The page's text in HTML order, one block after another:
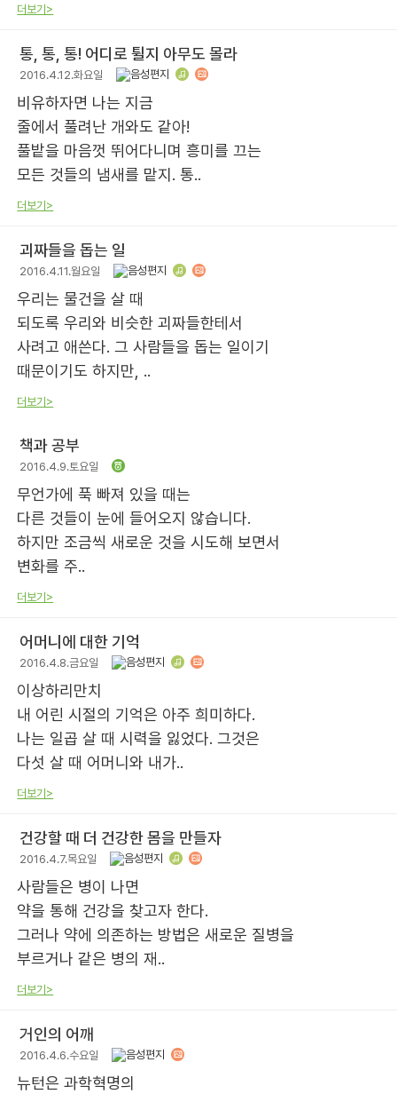
더보기>
통, 통, 통! 어디로 튈지 아무도 몰라
2016.4.12.화요일
비유하자면 나는 지금
줄에서 풀려난 개와도 같아!
풀밭을 마음껏 뛰어다니며 흥미를 끄는
모든 것들의 냄새를 맡지. 통..
더보기>
괴짜들을 돕는 일
2016.4.11.월요일
우리는 물건을 살 때
되도록 우리와 비슷한 괴짜들한테서
사려고 애쓴다. 그 사람들을 돕는 일이기
때문이기도 하지만, ..
더보기>
책과 공부
2016.4.9.토요일
무언가에 푹 빠져 있을 때는
다른 것들이 눈에 들어오지 않습니다.
하지만 조금씩 새로운 것을 시도해 보면서
변화를 주..
더보기>
어머니에 대한 기억
2016.4.8.금요일
이상하리만치
내 어린 시절의 기억은 아주 희미하다.
나는 일곱 살 때 시력을 잃었다. 그것은
다섯 살 때 어머니와 내가..
더보기>
건강할 때 더 건강한 몸을 만들자
2016.4.7.목요일
사람들은 병이 나면
약을 통해 건강을 찾고자 한다.
그러나 약에 의존하는 방법은 새로운 질병을
부르거나 같은 병의 재..
더보기>
거인의 어깨
2016.4.6.수요일
뉴턴은 과학혁명의